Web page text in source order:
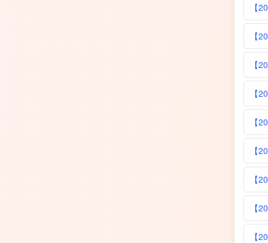
【
【
【
【
【
【
【
【
【